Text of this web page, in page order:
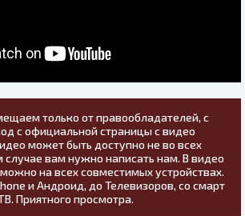
только от правообладателей, с
с официальной страницы с видео
может быть доступно не во всех
случае вам нужно написать нам. В видео
на всех совместимых устройствах.
и Андроид, до Телевизоров, со смарт
Приятного просмотра.